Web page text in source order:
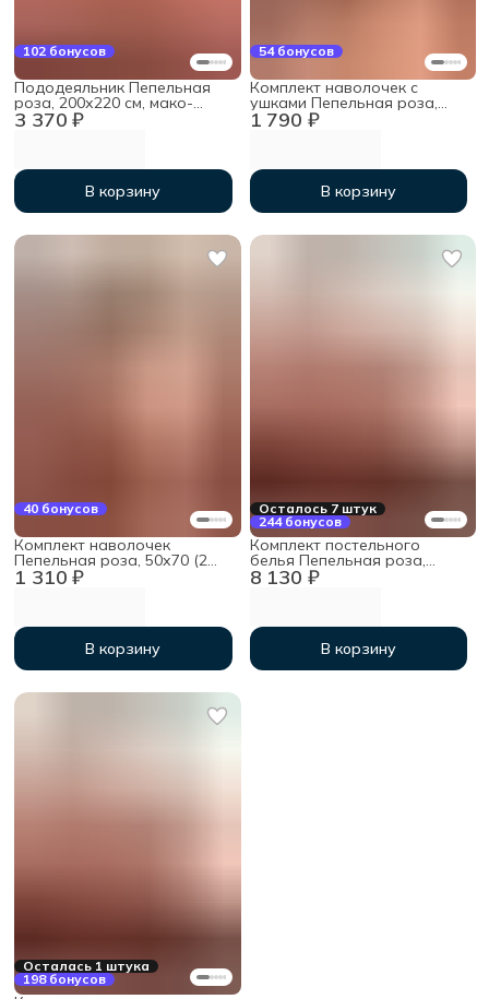
102 бонусов
3 370 ₽
Пододеяльник Пепельная
роза, 200х220 см, мако-
сатин
В корзину
54 бонусов
1 790 ₽
Комплект наволочек с
ушками Пепельная роза,
70х70 (2 шт), мако-сатин
В корзину
40 бонусов
1 310 ₽
Комплект наволочек
Пепельная роза, 50х70 (2
шт), мако-сатин
В корзину
Осталось 7 штук
244 бонусов
8 130 ₽
Комплект постельного
белья Пепельная роза,
Семейный, мако-сатин
В корзину
Осталась 1 штука
198 бонусов